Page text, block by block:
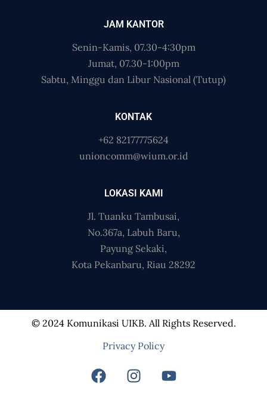
JAM KANTOR
Senin-Kamis, 07.30-4:30pm
Jumat, 07.30-1:00pm
Sabtu, Minggu dan Libur Nasional (Tutup)
KONTAK
+62 82177775624
unioncomm@wium.or.id
LOKASI KAMI
Jl. Tuanku Tambusai,
No.367a, Labuh Baru,
Payung Sekaki,
Kota Pekanbaru, Riau 28292
© 2024 Komunikasi UIKB. All Rights Reserved.
Privacy Policy